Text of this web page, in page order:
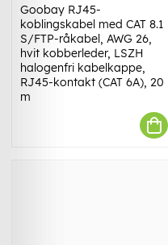
Goobay RJ45-
koblingskabel med CAT 8.1
S/FTP-råkabel, AWG 26,
hvit kobberleder, LSZH
halogenfri kabelkappe,
RJ45-kontakt (CAT 6A), 20
m